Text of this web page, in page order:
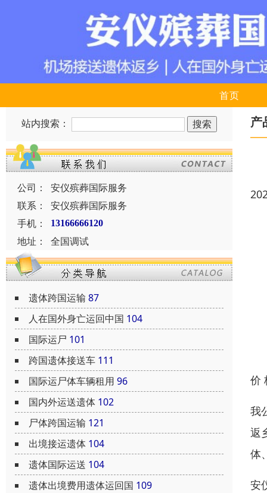
首页
站内搜索：
公司：
安仪殡葬国际服务
联系：
安仪殡葬国际服务
手机：
13166666120
地址： 全国调试
遗体跨国运输 87
人在国外身亡运回中国 104
国际运尸 101
跨国遗体接送车 111
国际运尸体车辆租用 96
国内外运送遗体 102
尸体跨国运输 121
出境接运遗体 104
遗体国际运送 104
遗体出境费用遗体运回国 109
产
价
我
返
体
安